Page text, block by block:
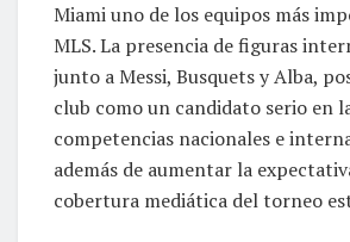
Miami uno de los equipos más
MLS. La presencia de figuras
junto a Messi, Busquets y Alba,
club como un candidato serio en
competencias nacionales e
además de aumentar la
cobertura mediática del torneo